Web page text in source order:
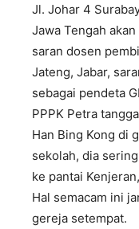
Jl. Johar 4
Jawa Tengah
saran dosen
Jateng, Jabar,
sebagai pendeta
PPPK Petra
Han Bing Kong di
sekolah, dia
ke pantai
Hal semacam ini
gereja setempat.